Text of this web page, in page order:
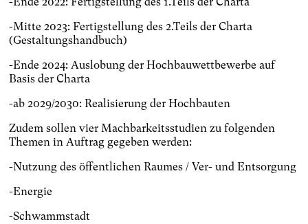
-Mitte 2023: Fertigstellung des 2.Teils der Charta
(Gestaltungshandbuch)
-Ende 2024: Auslobung der Hochbauwettbewerbe auf
Basis der Charta
-ab 2029/2030: Realisierung der Hochbauten
Zudem sollen vier Machbarkeitsstudien zu folgenden
Themen in Auftrag gegeben werden:
-Nutzung des öffentlichen Raumes / Ver- und Entsorgung
-Energie
-Schwammstadt